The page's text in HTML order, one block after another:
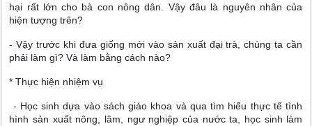
hại rất lớn cho bà con nông dân. Vậy đâu là nguyên nhân của
hiện tượng trên?
- Vậy trước khi đưa giống mới vào sản xuất đại trà, chúng ta cần
phải làm gì? Và làm bằng cách nào?
* Thực hiện nhiệm vụ
- Học sinh dựa vào sách giáo khoa và qua tìm hiểu thực tế tình
hình sản xuất nông, lâm, ngư nghiệp của nước ta, học sinh làm